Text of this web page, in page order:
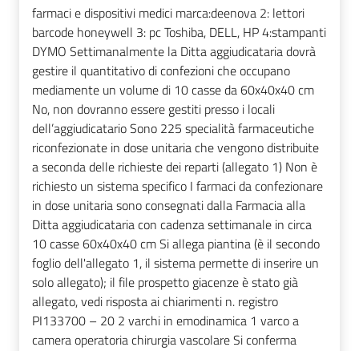
farmaci e dispositivi medici marca:deenova 2: lettori
barcode honeywell 3: pc Toshiba, DELL, HP 4:stampanti
DYMO Settimanalmente la Ditta aggiudicataria dovrà
gestire il quantitativo di confezioni che occupano
mediamente un volume di 10 casse da 60x40x40 cm
No, non dovranno essere gestiti presso i locali
dell’aggiudicatario Sono 225 specialità farmaceutiche
riconfezionate in dose unitaria che vengono distribuite
a seconda delle richieste dei reparti (allegato 1) Non è
richiesto un sistema specifico I farmaci da confezionare
in dose unitaria sono consegnati dalla Farmacia alla
Ditta aggiudicataria con cadenza settimanale in circa
10 casse 60x40x40 cm Si allega piantina (è il secondo
foglio dell'allegato 1, il sistema permette di inserire un
solo allegato); il file prospetto giacenze è stato già
allegato, vedi risposta ai chiarimenti n. registro
PI133700 – 20 2 varchi in emodinamica 1 varco a
camera operatoria chirurgia vascolare Si conferma